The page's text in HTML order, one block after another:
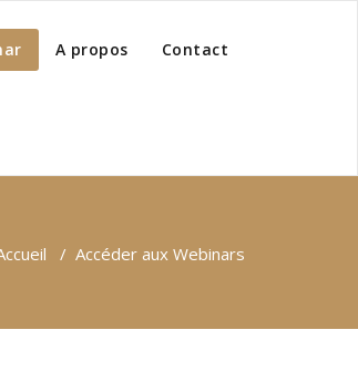
A propos Contact
/ Accéder aux Webinars